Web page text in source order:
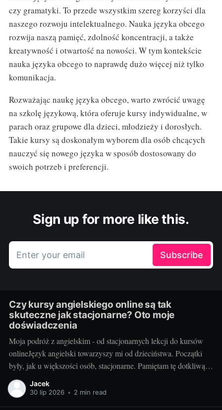
czy gramatyki. To przede wszystkim szereg korzyści dla
naszego rozwoju intelektualnego. Nauka języka obcego
rozwija naszą pamięć, zdolność koncentracji, a także
kreatywność i otwartość na nowości. W tym kontekście
nauka języka obcego to naprawdę dużo więcej niż tylko
komunikacja.
Rozważając naukę języka obcego, warto zwrócić uwagę
na szkolę językową, która oferuje kursy indywidualne, w
parach oraz grupowe dla dzieci, młodzieży i dorosłych.
Takie kursy są doskonałym wyborem dla osób chcących
nauczyć się nowego języka w sposób dostosowany do
swoich potrzeb i preferencji.
Sign up for more like this.
Enter your email Subscribe
Czy kursy angielskiego online są tak
skuteczne jak stacjonarne? Oto moje
doświadczenia
Moja podróż z angielskim - od stacjonarnych lekcji do kursów
onlineJęzyk angielski towarzyszy mi od dzieciństwa. Początki
były, jak u większości osób, stacjonarne. Pamiętam tę dotkliwą
niechęć do porannego wstawania, pendolowania do szkoły i
powrotów w gorszym nastroju, niż w momencie wyjścia.
Jacek
30 lip 2026 • 2 min read